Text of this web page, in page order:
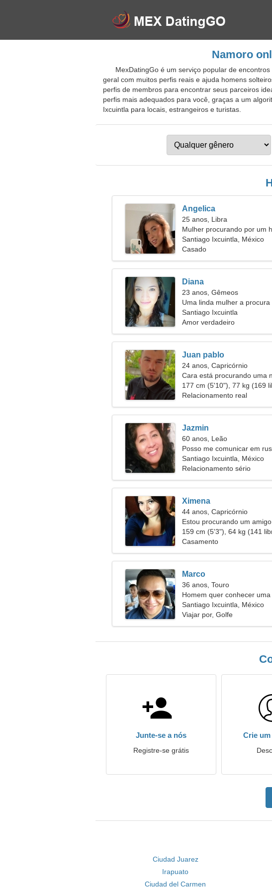
Namoro
MexDatingGo é um serviço popular de
geral com muitos perfis reais e ajuda homens
perfis de membros para encontrar seus parceiros
perfis mais adequados para você, graças a um
Ixcuintla para locais, estrangeiros e turistas.
Angelica
25 anos, Libra
Mulher procurando por um
Santiago Ixcuintla, México
Casado
Diana
23 anos, Gêmeos
Uma linda mulher a procura
relacionamento apaixonado
Santiago Ixcuintla
Amor verdadeiro
Juan pablo
24 anos, Capricórnio
Cara está procurando uma
177 cm (5'10"), 77 kg (169
Relacionamento real
Jazmin
60 anos, Leão
Posso me comunicar em
Santiago Ixcuintla, México
Relacionamento sério
Ximena
44 anos, Capricórnio
Estou procurando um
inspirado
159 cm (5'3"), 64 kg (141
Casamento
Marco
36 anos, Touro
Homem quer conhecer
Santiago Ixcuintla, México
Viajar por, Golfe
Junte-se a nós
Registre-se grátis
Crie
Ciudad Juarez
Irapuato
Ciudad del Carmen